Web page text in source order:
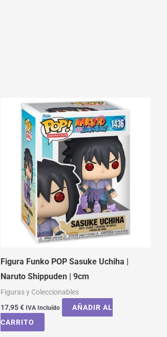
Figura Funko POP Sasuke Uchiha |
Naruto Shippuden | 9cm
Figuras y Coleccionables
17,95€ IVA Incluído
AÑADIR AL
CARRITO